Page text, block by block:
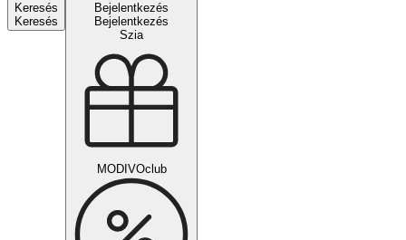
Keresés
Keresés
Bejelentkezés
Bejelentkezés
Szia
MODIVOclub